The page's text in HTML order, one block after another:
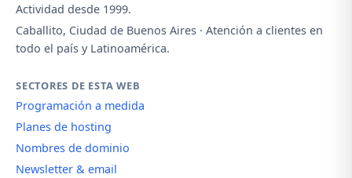
Actividad desde 1999.
Caballito, Ciudad de Buenos Aires · Atención a clientes en
todo el país y Latinoamérica.
SECTORES DE ESTA WEB
Programación a medida
Planes de hosting
Nombres de dominio
Newsletter & email